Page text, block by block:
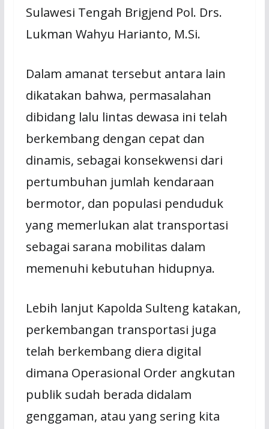
Sulawesi Tengah Brigjend Pol. Drs.
Lukman Wahyu Harianto, M.Si.
Dalam amanat tersebut antara lain
dikatakan bahwa, permasalahan
dibidang lalu lintas dewasa ini telah
berkembang dengan cepat dan
dinamis, sebagai konsekwensi dari
pertumbuhan jumlah kendaraan
bermotor, dan populasi penduduk
yang memerlukan alat transportasi
sebagai sarana mobilitas dalam
memenuhi kebutuhan hidupnya.
Lebih lanjut Kapolda Sulteng katakan,
perkembangan transportasi juga
telah berkembang diera digital
dimana Operasional Order angkutan
publik sudah berada didalam
genggaman, atau yang sering kita